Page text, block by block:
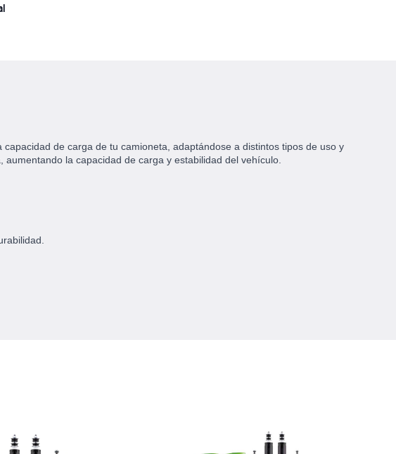
de carga de tu camioneta, adaptándose a distintos tipos de uso y
la capacidad de carga y estabilidad del vehículo.